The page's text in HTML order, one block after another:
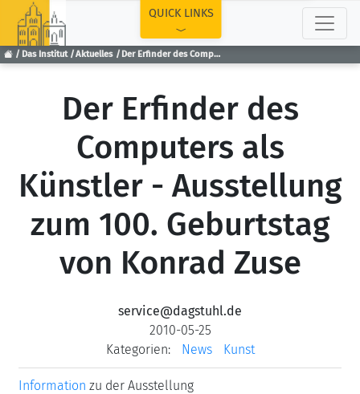
Das Institut Aktuelles Der Erfinder des Computers als Künstler - Ausstellung zum 100. Geburtstag von Konrad Zuse
QUICK LINKS
Der Erfinder des
Computers als
Künstler - Ausstellung
zum 100. Geburtstag
von Konrad Zuse
service@dagstuhl.de
2010-05-25
Kategorien:
News Kunst
Information zu der Ausstellung